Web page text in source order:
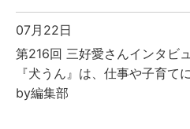
07月22日
第216回 三好愛さんインタビ
『犬うん』は、仕事や子育て
by編集部